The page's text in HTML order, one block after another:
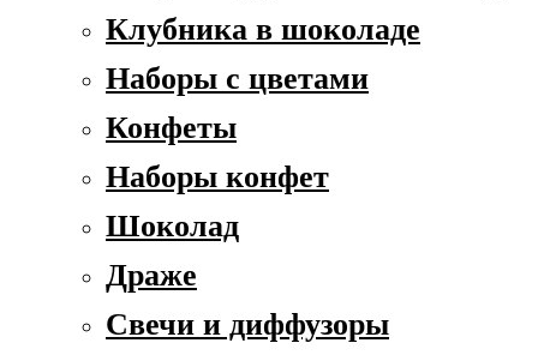
Клубника в шоколаде
Наборы с цветами
Конфеты
Наборы конфет
Шоколад
Драже
Свечи и диффузоры